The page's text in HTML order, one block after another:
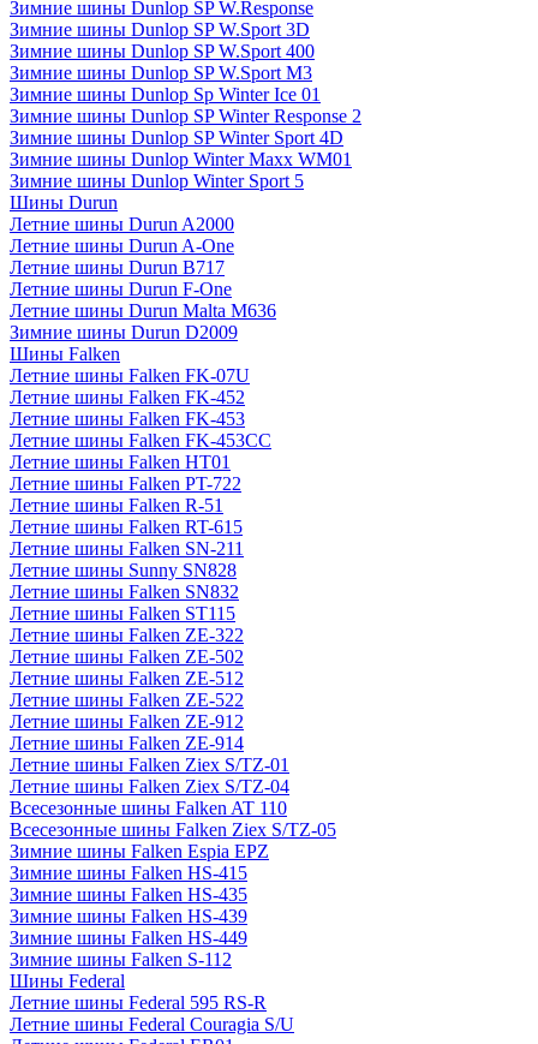
Зимние шины Dunlop SP W.Response
Зимние шины Dunlop SP W.Sport 3D
Зимние шины Dunlop SP W.Sport 400
Зимние шины Dunlop SP W.Sport M3
Зимние шины Dunlop Sp Winter Ice 01
Зимние шины Dunlop SP Winter Response 2
Зимние шины Dunlop SP Winter Sport 4D
Зимние шины Dunlop Winter Maxx WM01
Зимние шины Dunlop Winter Sport 5
Шины Durun
Летние шины Durun A2000
Летние шины Durun A-One
Летние шины Durun B717
Летние шины Durun F-One
Летние шины Durun Malta M636
Зимние шины Durun D2009
Шины Falken
Летние шины Falken FK-07U
Летние шины Falken FK-452
Летние шины Falken FK-453
Летние шины Falken FK-453CC
Летние шины Falken HT01
Летние шины Falken PT-722
Летние шины Falken R-51
Летние шины Falken RT-615
Летние шины Falken SN-211
Летние шины Sunny SN828
Летние шины Falken SN832
Летние шины Falken ST115
Летние шины Falken ZE-322
Летние шины Falken ZE-502
Летние шины Falken ZE-512
Летние шины Falken ZE-522
Летние шины Falken ZE-912
Летние шины Falken ZE-914
Летние шины Falken Ziex S/TZ-01
Летние шины Falken Ziex S/TZ-04
Всесезонные шины Falken AT 110
Всесезонные шины Falken Ziex S/TZ-05
Зимние шины Falken Espia EPZ
Зимние шины Falken HS-415
Зимние шины Falken HS-435
Зимние шины Falken HS-439
Зимние шины Falken HS-449
Зимние шины Falken S-112
Шины Federal
Летние шины Federal 595 RS-R
Летние шины Federal Couragia S/U